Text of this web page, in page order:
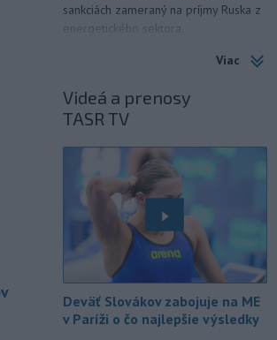
sankciách zameraný na príjmy Ruska z
energetického sektora.
Slovenská polícia prispela k
ktorý sa podarilo ukončiť
právoplatným odsúdením páchateľa v
Piatkový požiar v
bratislavskej rafinérii Slovnaft je
pod kontrolou.
bude predmetom vyšetrovania. Pre
TASR to potvrdil hovorca rafinérie
Anton Molnár.
- Ministerstvo kultúry (MK) SR
upraví verziu opatrenia o
podrobnostiach poskytovania dotácií v
Viac
Videá a prenosy
TASR TV
Deväť Slovákov zabojuje na ME
v Paríži o čo najlepšie výsledky